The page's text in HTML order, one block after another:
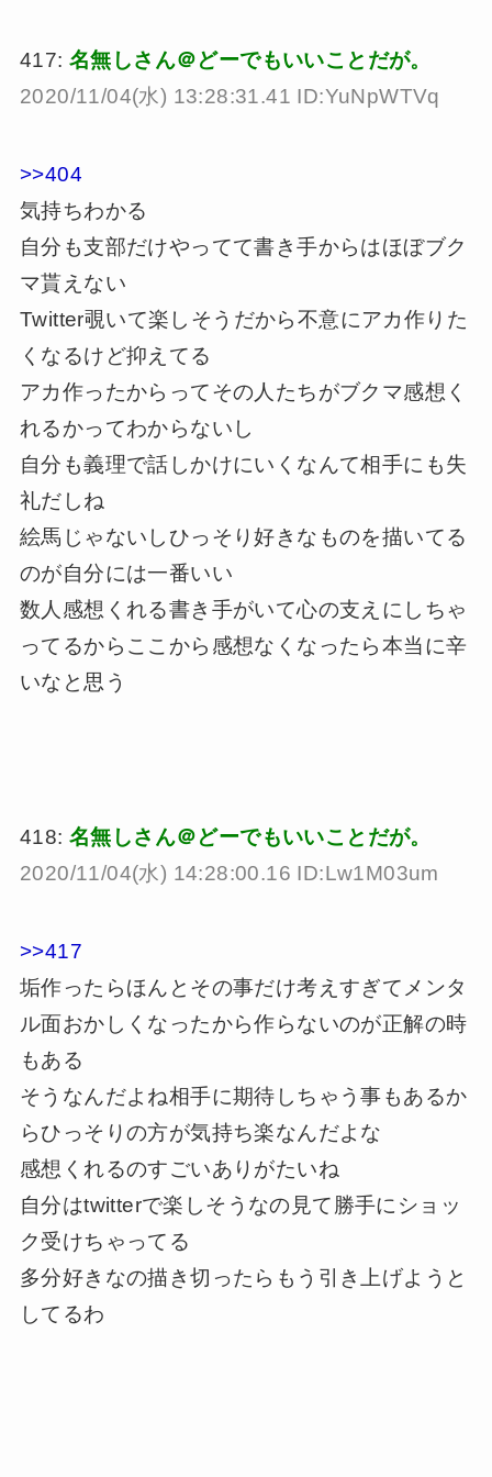
417: 名無しさん＠どーでもいいことだが。
2020/11/04(水) 13:28:31.41 ID:YuNpWTVq
>>404
気持ちわかる
自分も支部だけやってて書き手からはほぼブク
マ貰えない
Twitter覗いて楽しそうだから不意にアカ作りた
くなるけど抑えてる
アカ作ったからってその人たちがブクマ感想く
れるかってわからないし
自分も義理で話しかけにいくなんて相手にも失
礼だしね
絵馬じゃないしひっそり好きなものを描いてる
のが自分には一番いい
数人感想くれる書き手がいて心の支えにしちゃ
ってるからここから感想なくなったら本当に辛
いなと思う
418: 名無しさん＠どーでもいいことだが。
2020/11/04(水) 14:28:00.16 ID:Lw1M03um
>>417
垢作ったらほんとその事だけ考えすぎてメンタ
ル面おかしくなったから作らないのが正解の時
もある
そうなんだよね相手に期待しちゃう事もあるか
らひっそりの方が気持ち楽なんだよな
感想くれるのすごいありがたいね
自分はtwitterで楽しそうなの見て勝手にショッ
ク受けちゃってる
多分好きなの描き切ったらもう引き上げようと
してるわ